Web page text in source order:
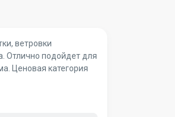
ветровки
Отлично подойдет для
Ценовая категория